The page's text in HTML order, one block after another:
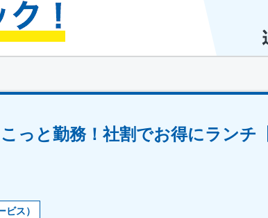
っと勤務！社割でお得にランチ
ス）